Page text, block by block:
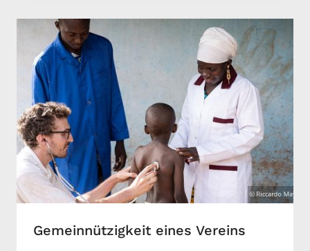
Gemeinnützigkeit eines Vereins